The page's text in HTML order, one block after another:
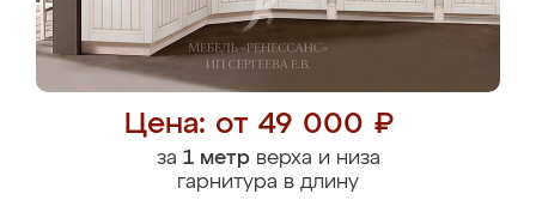
Цена: от 49 000 ₽
за 1 метрверха и низа
гарнитура в длину